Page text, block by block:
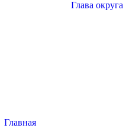
Глава округа
Главная